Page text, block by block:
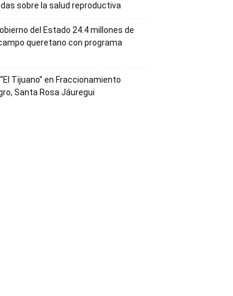
sobre la salud reproductiva
del Estado 24.4 millones de
queretano con programa
Tijuano” en Fraccionamiento
Santa Rosa Jáuregui